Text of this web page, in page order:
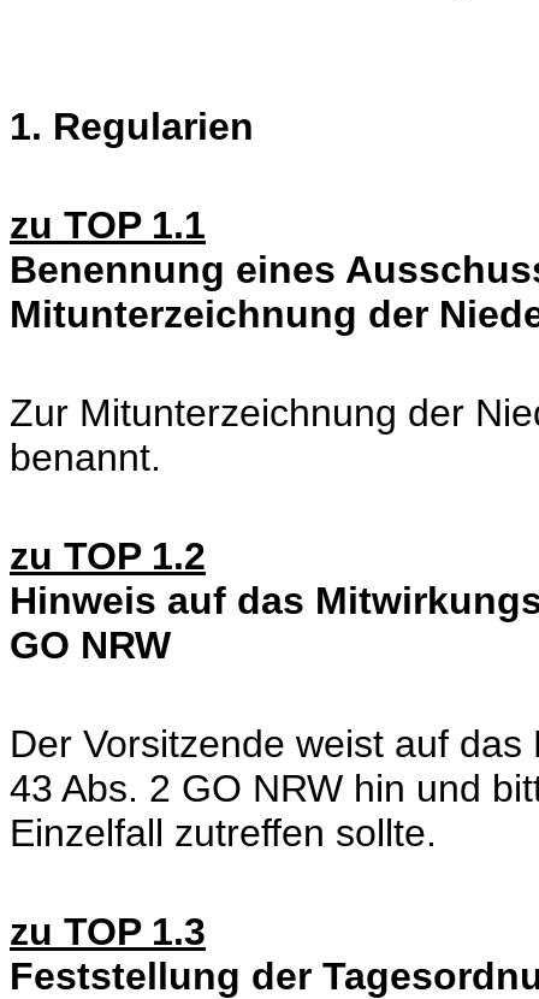
1. Regularien
zu TOP 1.1
Benennung eines
Mitunterzeichnung der
Zur Mitunterzeichnung der
benannt.
zu TOP 1.2
Hinweis auf das
GO NRW
Der Vorsitzende weist auf
43 Abs. 2 GO NRW hin und
Einzelfall zutreffen sollte.
zu TOP 1.3
Feststellung der